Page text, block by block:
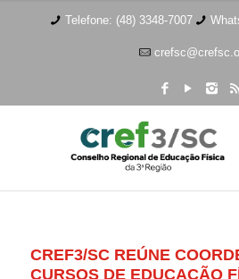
Telefone: (48) 3348-7007
CREF3/SC REÚNE
CURSOS DE EDUCAÇÃO